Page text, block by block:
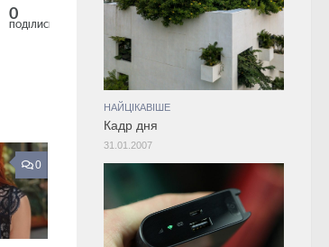
0
ПОДІЛИСЬ
0
НАЙЦІКАВІШЕ
Кадр дня
31.01.2007